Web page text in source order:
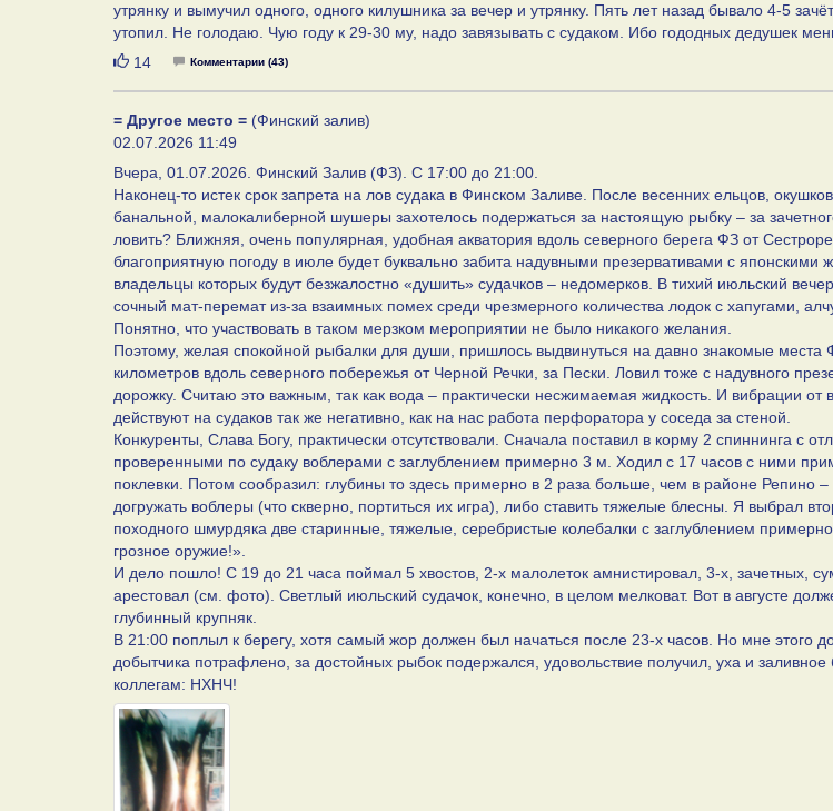
утрянку и вымучил одного, одного килушника за вечер и утрянку. Пять лет назад бывало 4-5
утопил. Не голодаю. Чую году к 29-30 му, надо завязывать с судаком. Ибо гододных дедушек
Нравится
14 Комментарии (43)
= Другое место = (Финский залив)
02.07.2026 11:49
Вчера, 01.07.2026. Финский Залив (ФЗ). С 17:00 до 21:00.
Наконец-то истек срок запрета на лов судака в Финском Заливе. После весенних ельцов,
банальной, малокалиберной шушеры захотелось подержаться за настоящую рыбку – за
ловить? Ближняя, очень популярная, удобная акватория вдоль северного берега ФЗ от
благоприятную погоду в июле будет буквально забита надувными презервативами с японскими
владельцы которых будут безжалостно «душить» судачков – недомерков. В тихий июльский
сочный мат-перемат из-за взаимных помех среди чрезмерного количества лодок с хапугами,
Понятно, что участвовать в таком мерзком мероприятии не было никакого желания.
Поэтому, желая спокойной рыбалки для души, пришлось выдвинуться на давно знакомые места
километров вдоль северного побережья от Черной Речки, за Пески. Ловил тоже с надувного
дорожку. Считаю это важным, так как вода – практически несжимаемая жидкость. И вибрации от
действуют на судаков так же негативно, как на нас работа перфоратора у соседа за стеной.
Конкуренты, Слава Богу, практически отсутствовали. Сначала поставил в корму 2 спиннинга с
проверенными по судаку воблерами с заглублением примерно 3 м. Ходил с 17 часов с ними
поклевки. Потом сообразил: глубины то здесь примерно в 2 раза больше, чем в районе Репино
догружать воблеры (что скверно, портиться их игра), либо ставить тяжелые блесны. Я выбрал
походного шмурдяка две старинные, тяжелые, серебристые колебалки с заглублением
грозное оружие!».
И дело пошло! С 19 до 21 часа поймал 5 хвостов, 2-х малолеток амнистировал, 3-х, зачетных,
арестовал (см. фото). Светлый июльский судачок, конечно, в целом мелковат. Вот в августе
глубинный крупняк.
В 21:00 поплыл к берегу, хотя самый жор должен был начаться после 23-х часов. Но мне этого
добытчика потрафлено, за достойных рыбок подержался, удовольствие получил, уха и заливное
коллегам: НХНЧ!